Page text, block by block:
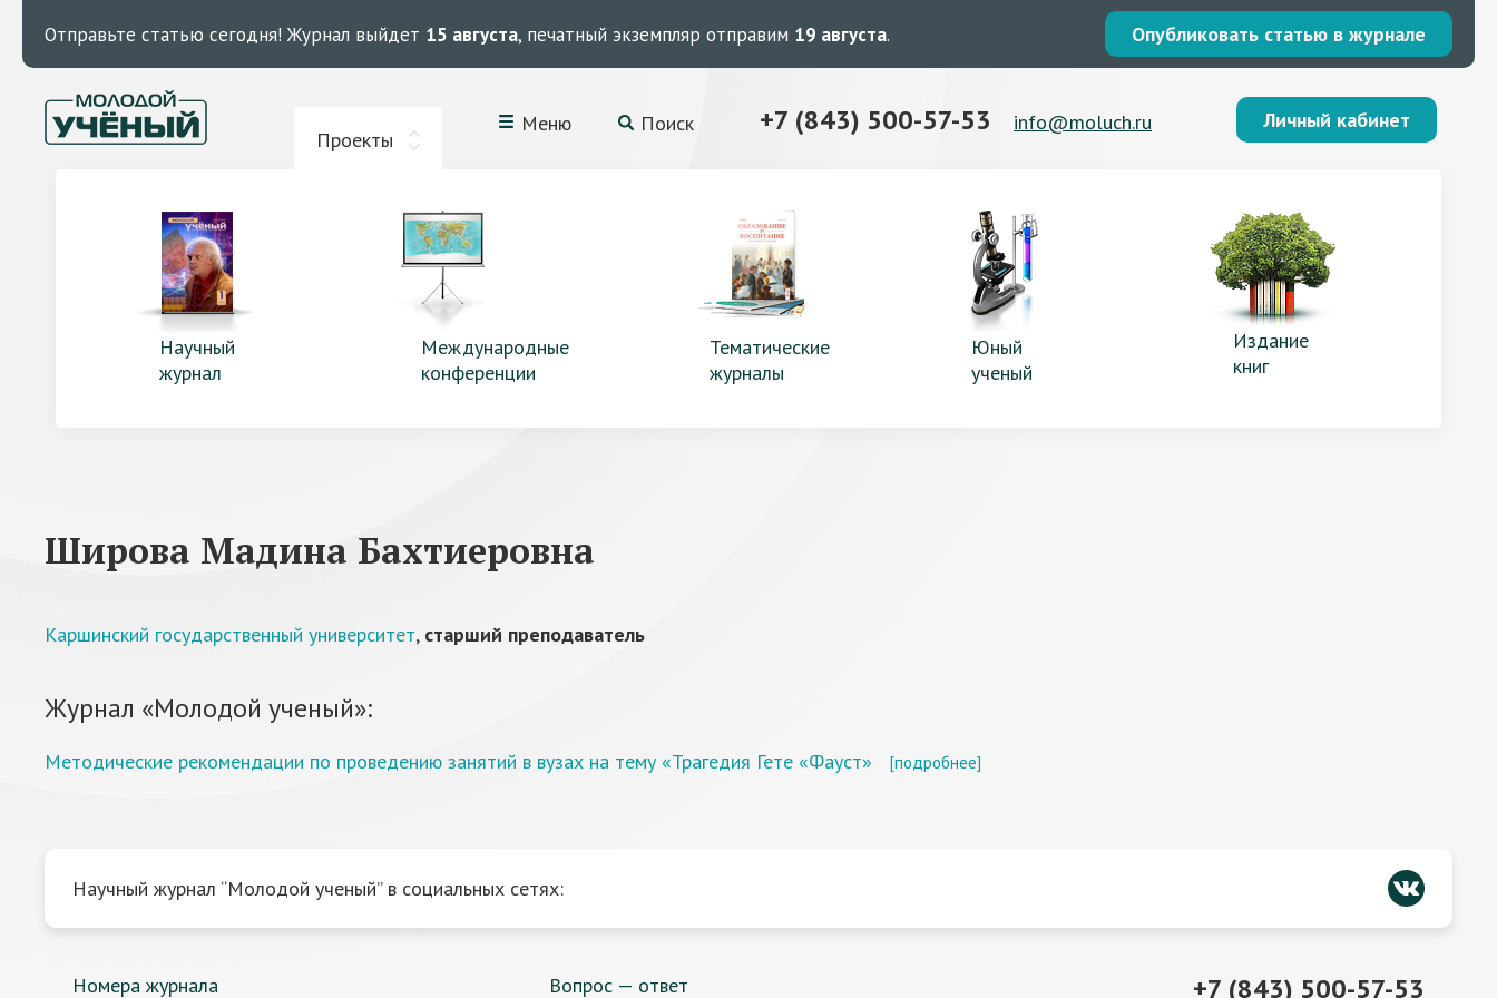
Отправьте статью сегодня! Журнал выйдет 15 августа, печатный экземпляр отправим 19 августа. Опубликовать статью в журнале
Проекты
Меню Поиск +7 (843) 500-57-53 info@moluch.ru Личный кабинет
Научный
журнал
Международные
конференции
Тематические
журналы
Юный
ученый
Издание
книг
Широва Мадина Бахтиеровна
Каршинский государственный университет, старший преподаватель
Журнал «Молодой ученый»:
Методические рекомендации по проведению занятий в вузах на тему «Трагедия Гете «Фауст» [подробнее]
Научный журнал “Молодой ученый” в социальных сетях:
Номера журнала Вопрос — ответ +7 (843) 500-57-53